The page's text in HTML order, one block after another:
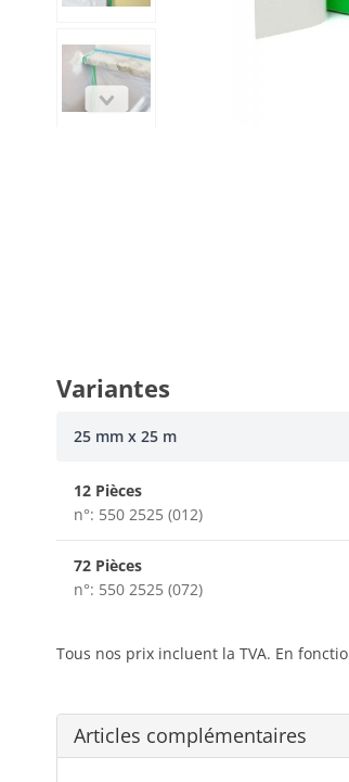
Variantes
25 mm x 25 m
12 Pièces
n°: 550 2525 (012)
72 Pièces
n°: 550 2525 (072)
Tous nos prix incluent la TVA. En
Articles complémentaires